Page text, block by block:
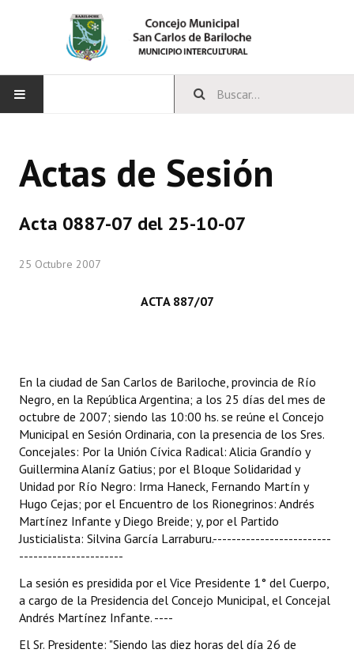
CONCEJO
LEGISLACIÓN
Constitución Nacional
Constitución Provincial
Carta Orgánica 2007
Reglamento Interno
Organigrama
DOCUMENTOS
Actas de Sesión
Acta 0887-07 del 25-10-07
25 Octubre 2007
ACTA 887/07
En la ciudad de San Carlos de Bariloche, provincia de Río
Negro, en la República Argentina; a los 25 días del mes de
octubre de 2007; siendo las 10:00 hs. se reúne el Concejo
Municipal en Sesión Ordinaria, con la presencia de los Sres.
Concejales: Por la Unión Cívica Radical: Alicia Grandío y
Guillermina Alaníz Gatius; por el Bloque Solidaridad y
Unidad por Río Negro: Irma Haneck, Fernando Martín y
Hugo Cejas; por el Encuentro de los Rionegrinos: Andrés
Martínez Infante y Diego Breide; y, por el Partido
Justicialista: Silvina García Larraburu.-------------------------
----------------------
La sesión es presidida por el Vice Presidente 1° del Cuerpo,
a cargo de la Presidencia del Concejo Municipal, el Concejal
Andrés Martínez Infante. ----
El Sr. Presidente: "Siendo las diez horas del día 26 de